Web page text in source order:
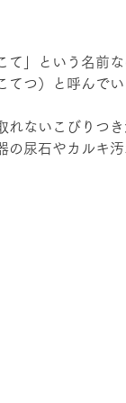
」という名前な
てつ）と呼んで
れないこびりつき
の尿石やカルキ